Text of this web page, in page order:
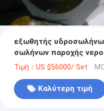
εξωθητής
σωλήνων παροχής
Τιμή：US $56000/ Set
Καλύτερη τιμή